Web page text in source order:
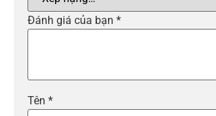
Đánh giá của bạn *
Tên *